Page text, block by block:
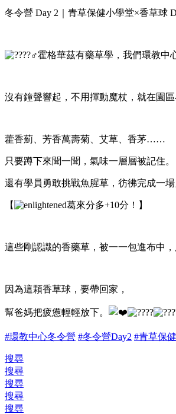
冬令營 Day 2｜青草保健小學堂×香草球
霍格華茲有藥草學，我們環教中
沒有鐘聲響起，不用揮動魔杖，就在園區
藿香薊、芳香萬壽菊、艾草、香茅……
只要蹲下來聞一聞，氣味一層層被記住。
還有學員勇敢挑戰魚腥草，彷彿完成一場
【 葛來分多+10分！】
這些剛認識的香藥草，被一一包進布中
因為這顆香草球，要帶回家，
幫爸媽把疲憊輕輕放下。
#環教中心冬令營 #冬令營Day2 #青草保
搜尋
搜尋
搜尋
搜尋
搜尋